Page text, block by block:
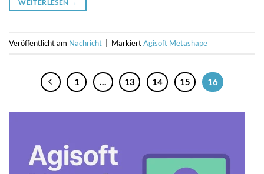
WEITERLESEN →
Veröffentlicht am Nachricht MarkiertAgisoft Metashape
1 13 14 15 16